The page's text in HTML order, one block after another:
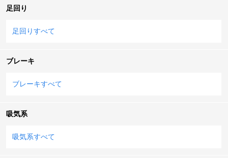
足回り
足回りすべて
ブレーキ
ブレーキすべて
吸気系
吸気系すべて